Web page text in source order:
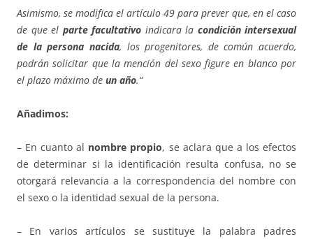
Asimismo, se modifica el artículo 49 para prever que, en el caso
de que el parte facultativo indicara la condición intersexual
de la persona nacida, los progenitores, de común acuerdo,
podrán solicitar que la mención del sexo figure en blanco por
el plazo máximo de un año.“
Añadimos:
– En cuanto al nombre propio, se aclara que a los efectos
de determinar si la identificación resulta confusa, no se
otorgará relevancia a la correspondencia del nombre con
el sexo o la identidad sexual de la persona.
– En varios artículos se sustituye la palabra padres